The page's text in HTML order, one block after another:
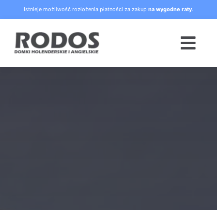
to
content
Istnieje możliwość rozłożenia płatności za zakup na wygodne raty.